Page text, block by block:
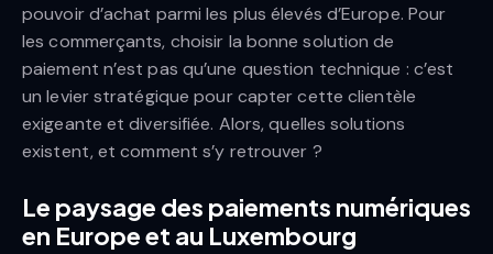
pouvoir d’achat parmi les plus élevés d’Europe. Pour
les commerçants, choisir la bonne solution de
paiement n’est pas qu’une question technique : c’est
un levier stratégique pour capter cette clientèle
exigeante et diversifiée. Alors, quelles solutions
existent, et comment s’y retrouver ?
Le paysage des paiements numériques
en Europe et au Luxembourg